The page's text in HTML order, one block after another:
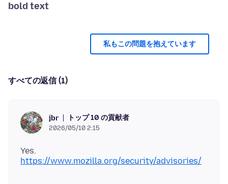
bold text
私もこの問題を抱えています
すべての返信 (1)
jbr トップ 10 の貢献者
2026/05/10 2:15
Yes.
https://www.mozilla.org/security/advisories/